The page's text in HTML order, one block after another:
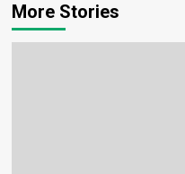
More Stories